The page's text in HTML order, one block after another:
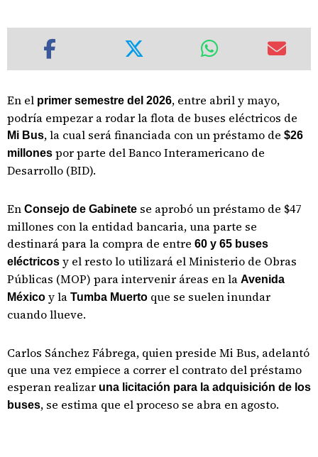
En el primer semestre del 2026, entre abril y mayo,
podría empezar a rodar la flota de buses eléctricos de
Mi Bus, la cual será financiada con un préstamo de $26
millones por parte del Banco Interamericano de
Desarrollo (BID).
En Consejo de Gabinete se aprobó un préstamo de $47
millones con la entidad bancaria, una parte se
destinará para la compra de entre 60 y 65 buses
eléctricos y el resto lo utilizará el Ministerio de Obras
Públicas (MOP) para intervenir áreas en la Avenida
México y la Tumba Muerto que se suelen inundar
cuando llueve.
Carlos Sánchez Fábrega, quien preside Mi Bus, adelantó
que una vez empiece a correr el contrato del préstamo
esperan realizar una licitación para la adquisición de los
buses, se estima que el proceso se abra en agosto.